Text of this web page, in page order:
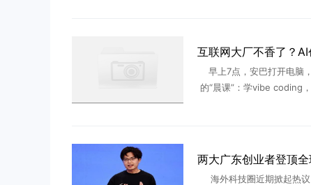
早上7点，安巴打开电脑
的“晨课”：学vibe coding
海外科技圈近期掀起热